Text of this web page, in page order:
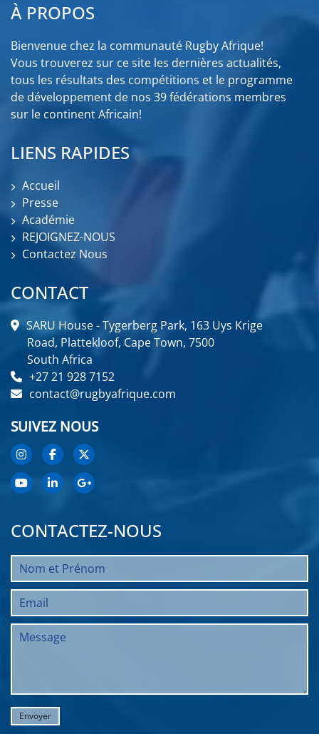
À PROPOS
Bienvenue chez la communauté Rugby Afrique!
Vous trouverez sur ce site les dernières actualités,
tous les résultats des compétitions et le programme
de développement de nos 39 fédérations membres
sur le continent Africain!
LIENS RAPIDES
Accueil
Presse
Académie
REJOIGNEZ-NOUS
Contactez Nous
CONTACT
SARU House - Tygerberg Park, 163 Uys Krige
Road, Plattekloof, Cape Town, 7500
South Africa
+27 21 928 7152
contact@rugbyafrique.com
SUIVEZ NOUS
CONTACTEZ-NOUS